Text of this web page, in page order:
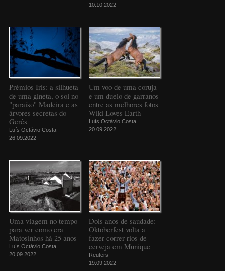
10.10.2022
Prémios Iris: a silhueta
de uma gineta, o sol no
"paraíso" Madeira e as
árvores secretas do
Gerês
Luís Octávio Costa
26.09.2022
Um voo de uma coruja
e um duelo de garranos
entre as melhores fotos
Wiki Loves Earth
Luís Octávio Costa
20.09.2022
Uma viagem no tempo
para ver como era
Matosinhos há 25 anos
Luís Octávio Costa
20.09.2022
Dois anos de saudade:
Oktoberfest volta a
fazer correr rios de
cerveja em Munique
Reuters
19.09.2022